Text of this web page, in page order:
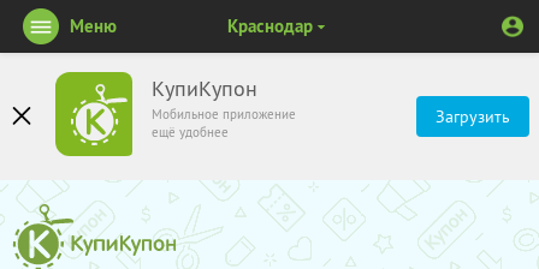
КупиКупон
Мобильное приложение
ещё удобнее
Загрузить
Меню Краснодар